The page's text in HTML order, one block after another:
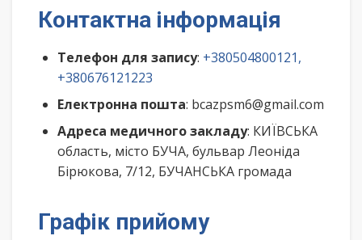
Контактна інформація
Телефон для запису: +380504800121,
+380676121223
Електронна пошта: bcazpsm6@gmail.com
Адреса медичного закладу: КИЇВСЬКА
область, місто БУЧА, бульвар Леоніда
Бірюкова, 7/12, БУЧАНСЬКА громада
Графік прийому